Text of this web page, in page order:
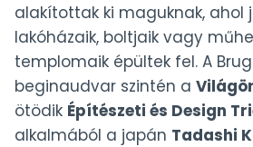
alakítottak ki maguknak, ahol
lakóházaik, boltjaik vagy
templomaik épültek fel. A
beginaudvar szintén a
ötödik Építészeti és Design
alkalmából a japán Tadashi